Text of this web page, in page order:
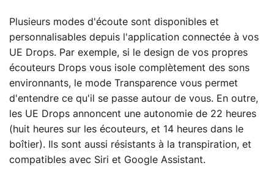
Plusieurs modes d'écoute sont disponibles et
personnalisables depuis l'application connectée à vos
UE Drops. Par exemple, si le design de vos propres
écouteurs Drops vous isole complètement des sons
environnants, le mode Transparence vous permet
d'entendre ce qu'il se passe autour de vous. En outre,
les UE Drops annoncent une autonomie de 22 heures
(huit heures sur les écouteurs, et 14 heures dans le
boîtier). Ils sont aussi résistants à la transpiration, et
compatibles avec Siri et Google Assistant.